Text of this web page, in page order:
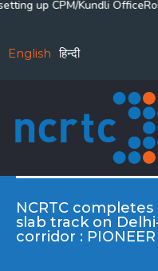
up CPM/Kundli Office
English हिन्दी
NCRTC
slab track on
corridor : PIONEER